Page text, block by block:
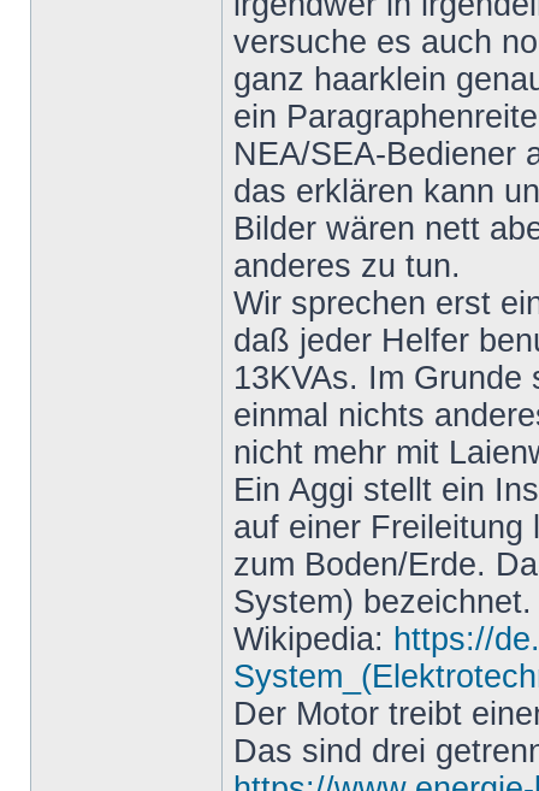
versuche es auch
ganz haarklein
ein
NEA/SEA-Bediener
das erklären kann
Bilder wären nett
anderes zu tun.
Wir sprechen erst
daß jeder Helfer
13KVAs. Im
einmal nichts
nicht mehr mit
Ein Aggi stellt ein
auf einer Freileitung
zum Boden/Erde.
System)
Wikipedia: https://
Der Motor treibt
Das sind drei